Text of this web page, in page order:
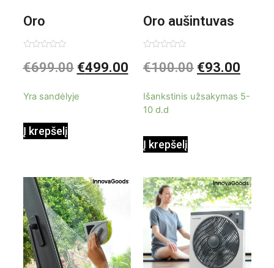
Oro
kondicionierius
0
iš
€699.00 €499.00
Yra sandėlyje
Į krepšelį
Oro aušintuvas
be ašmenų 3in1
0
iš
€100.00 €93.00
Išankstinis užsakymas 5-
10 d.d
Į krepšelį